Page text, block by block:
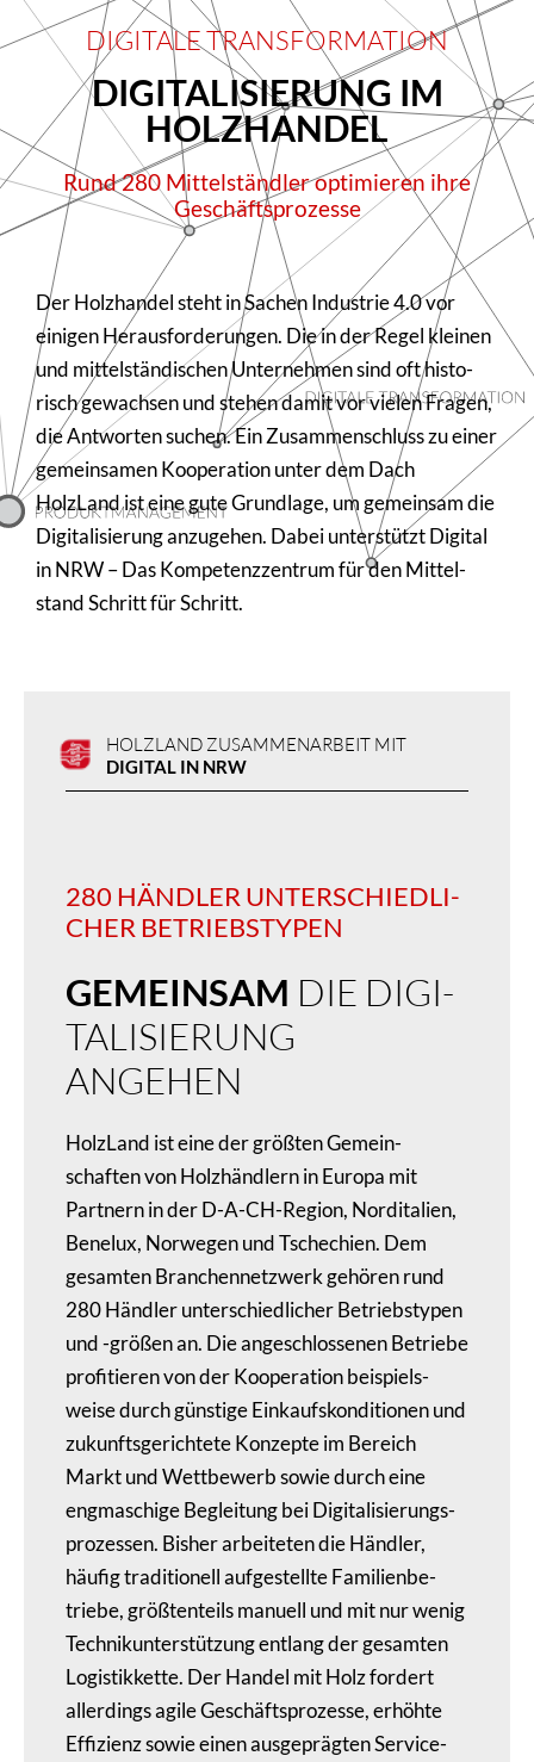
DIGITALE TRANSFORMATION
DIGI­TA­LI­SIE­RUNG IM
HOLZ­HANDEL
Rund 280 Mittel­ständler opti­mieren ihre
Geschäfts­pro­zesse
Der Holz­handel steht in Sachen Industrie 4.0 vor
einigen Heraus­for­de­rungen. Die in der Regel kleinen
und mittel­stän­di­schen Unter­nehmen sind oft histo­
risch gewachsen und stehen damit vor vielen Fragen,
die Antworten suchen. Ein Zusam­men­schluss zu einer
gemein­samen Koope­ra­tion unter dem Dach
HolzLand ist eine gute Grundlage, um gemeinsam die
Digi­ta­li­sie­rung anzugehen. Dabei unter­stützt Digital
in NRW – Das Kompe­tenz­zen­trum für den Mittel­
stand Schritt für Schritt.
HOLZLAND ZUSAMMENARBEIT MIT
DIGITAL IN NRW
280 HÄNDLER UNTER­SCHIED­LI­
CHER BETRIEBS­TYPEN
GEMEINSAM DIE DIGI­
TA­LI­SIE­RUNG
ANGEHEN
HolzLand ist eine der größten Gemein­
schaften von Holz­händ­lern in Europa mit
Partnern in der D-A-CH-Region, Nord­ita­lien,
Benelux, Norwegen und Tsche­chien. Dem
gesamten Bran­chen­netz­werk gehören rund
280 Händler unter­schied­li­cher Betriebs­typen
und -größen an. Die ange­schlos­senen Betriebe
profi­tieren von der Koope­ra­tion beispiels­
weise durch günstige Einkaufs­kon­di­tionen und
zukunfts­ge­rich­tete Konzepte im Bereich
Markt und Wett­be­werb sowie durch eine
engma­schige Beglei­tung bei Digi­ta­li­sie­rungs­
pro­zessen. Bisher arbei­teten die Händler,
häufig tradi­tio­nell aufge­stellte Fami­li­en­be­
triebe, größ­ten­teils manuell und mit nur wenig
Tech­nik­un­ter­stüt­zung entlang der gesamten
Logis­tik­kette. Der Handel mit Holz fordert
aller­dings agile Geschäfts­pro­zesse, erhöhte
Effizienz sowie einen ausge­prägten Service­